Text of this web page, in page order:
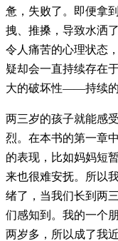
惫，失败了。即便拿
拽、推搡，导致水洒
令人痛苦的心理状态
疑却会一直持续存在
大的破坏性——持续的
两三岁的孩子就能感
烈。在本书的第一章
的表现，比如妈妈短
来也很难安抚。所以
绪了，当我们长到两
们感知到。我的一个
两岁多，所以成了我